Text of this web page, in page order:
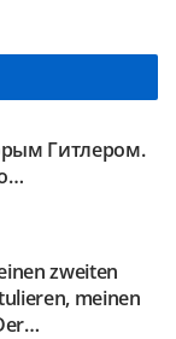
Гитлером.
zweiten
meinen